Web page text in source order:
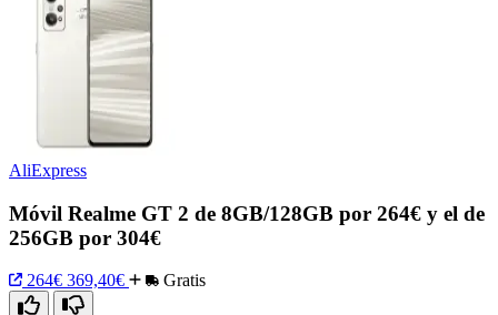
AliExpress
Móvil Realme GT 2 de 8GB/128GB por 264€ y el de
256GB por 304€
264€ 369,40€ Gratis